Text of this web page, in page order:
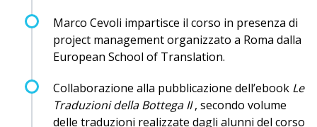
Marco Cevoli impartisce il corso in presenza di
project management organizzato a Roma dalla
European School of Translation.
Collaborazione alla pubblicazione dell’ebook Le
Traduzioni della Bottega II, secondo volume
delle traduzioni realizzate dagli alunni del corso